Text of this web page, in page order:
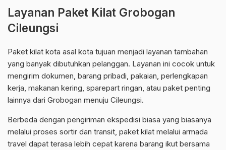
Layanan Paket Kilat Grobogan
Cileungsi
Paket kilat kota asal kota tujuan menjadi layanan tambahan
yang banyak dibutuhkan pelanggan. Layanan ini cocok untuk
mengirim dokumen, barang pribadi, pakaian, perlengkapan
kerja, makanan kering, sparepart ringan, atau paket penting
lainnya dari Grobogan menuju Cileungsi.
Berbeda dengan pengiriman ekspedisi biasa yang biasanya
melalui proses sortir dan transit, paket kilat melalui armada
travel dapat terasa lebih cepat karena barang ikut bersama